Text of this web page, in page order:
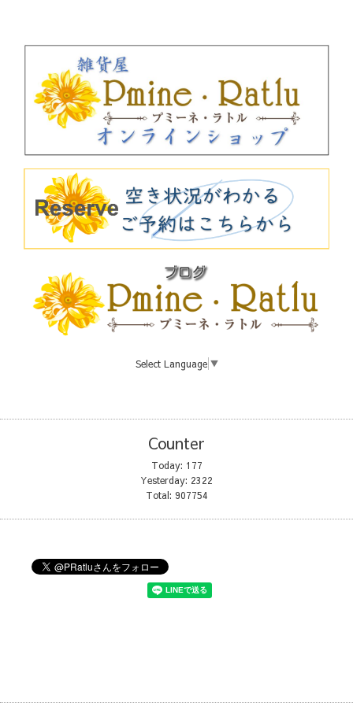
Select Language ▼
Counter
Today: 177
Yesterday: 2322
Total: 907754